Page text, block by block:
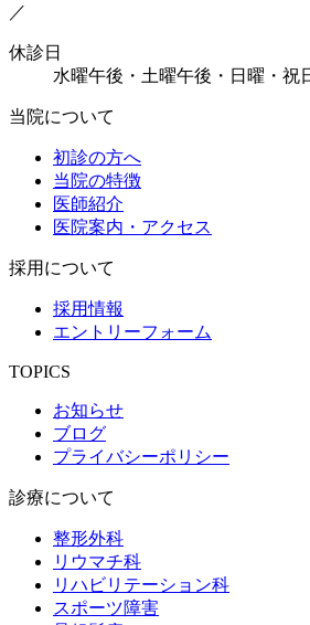
／
休診日
水曜午後・土曜午後・日曜・祝
当院について
初診の方へ
当院の特徴
医師紹介
医院案内・アクセス
採用について
採用情報
エントリーフォーム
TOPICS
お知らせ
ブログ
プライバシーポリシー
診療について
整形外科
リウマチ科
リハビリテーション科
スポーツ障害